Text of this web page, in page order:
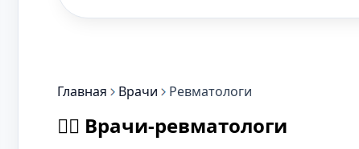
Главная Врачи Ревматологи
👨‍⚕️ Врачи-ревматологи